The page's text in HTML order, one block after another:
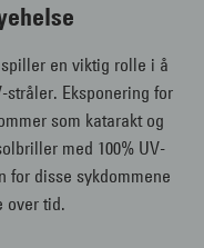
en viktig rolle i å
stråler. Eksponering for
som katarakt og
med 100% UV-
for disse sykdommene
over tid.